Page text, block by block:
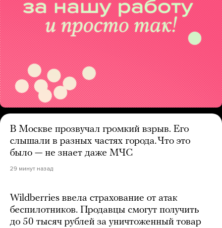
В Москве прозвучал громкий взрыв. Его
слышали в разных частях города. Что это
было — не знает даже МЧС
29 минут назад
Wildberries ввела страхование от атак
беспилотников. Продавцы смогут получить
до 50 тысяч рублей за уничтоженный товар